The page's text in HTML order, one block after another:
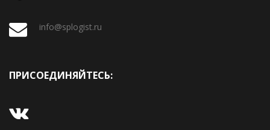
info@splogist.ru
ПРИСОЕДИНЯЙТЕСЬ: